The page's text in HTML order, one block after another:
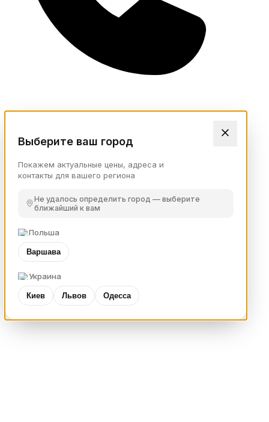
Выберите ваш город
Покажем актуальные цены, адреса и
контакты для вашего региона
Не удалось определить город — выберите
ближайший к вам
Польша
Варшава
Украина
Киев Львов Одесса